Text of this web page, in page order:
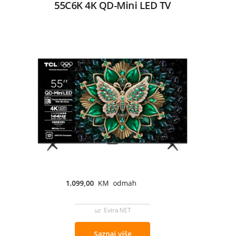
55C6K 4K QD-Mini LED TV
1.099,00 KM odmah
uz Extra NET
Saznaj više